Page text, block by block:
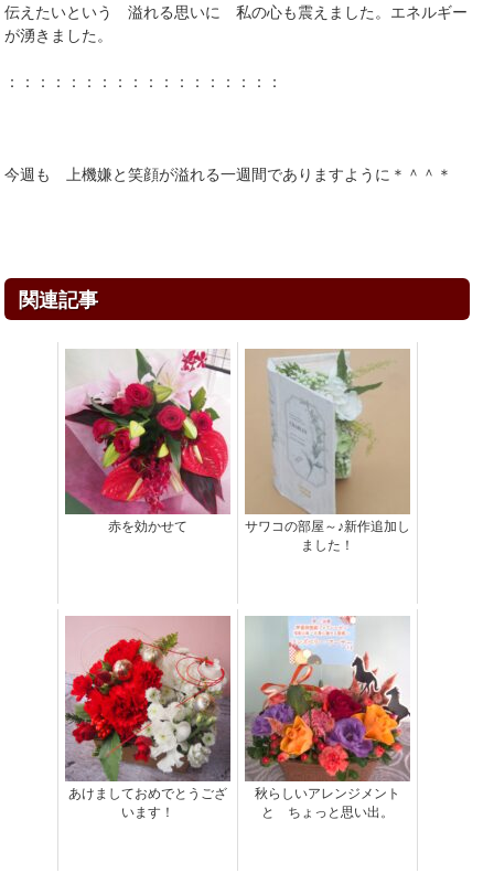
伝えたいという 溢れる思いに 私の心も震えました。エネルギー
が湧きました。
：：：：：：：：：：：：：：：：：：
今週も 上機嫌と笑顔が溢れる一週間でありますように＊＾＾＊
関連記事
赤を効かせて
サワコの部屋～♪新作追加し
ました！
あけましておめでとうござ
います！
秋らしいアレンジメント
と ちょっと思い出。